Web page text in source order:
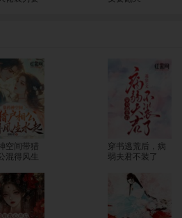
空间带猎
混得风生
穿书逃荒后，病
弱夫君不装了